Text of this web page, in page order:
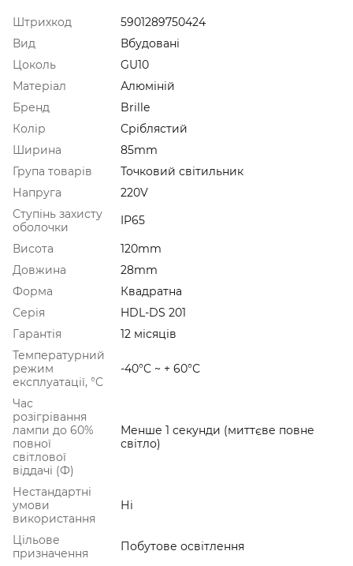
Штрихкод
5901289750424
Вид
Вбудовані
Цоколь
GU10
Матеріал
Алюміній
Бренд
Brille
Колір
Сріблястий
Ширина
85mm
Група товарів
Точковий світильник
Напруга
220V
Ступінь захисту
оболочки
IP65
Висота
120mm
Довжина
28mm
Форма
Квадратна
Серія
HDL-DS 201
Гарантія
12 місяців
Температурний
режим
експлуатації, °C
-40°C ~ + 60°С
Час
розігрівання
лампи до 60%
повної
світлової
віддачі (Ф)
Менше 1 секунди (миттєве повне
світло)
Нестандартні
умови
використання
Ні
Цільове
призначення
Побутове освітлення